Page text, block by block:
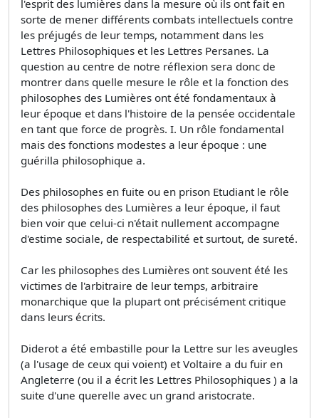
l'esprit des lumières dans la mesure où ils ont fait en
sorte de mener différents combats intellectuels contre
les préjugés de leur temps, notamment dans les
Lettres Philosophiques et les Lettres Persanes. La
question au centre de notre réflexion sera donc de
montrer dans quelle mesure le rôle et la fonction des
philosophes des Lumières ont été fondamentaux à
leur époque et dans l'histoire de la pensée occidentale
en tant que force de progrès. I. Un rôle fondamental
mais des fonctions modestes a leur époque : une
guérilla philosophique a.
Des philosophes en fuite ou en prison Etudiant le rôle
des philosophes des Lumières a leur époque, il faut
bien voir que celui-ci n'était nullement accompagne
d'estime sociale, de respectabilité et surtout, de sureté.
Car les philosophes des Lumières ont souvent été les
victimes de l'arbitraire de leur temps, arbitraire
monarchique que la plupart ont précisément critique
dans leurs écrits.
Diderot a été embastille pour la Lettre sur les aveugles
(a l'usage de ceux qui voient) et Voltaire a du fuir en
Angleterre (ou il a écrit les Lettres Philosophiques ) a la
suite d'une querelle avec un grand aristocrate.